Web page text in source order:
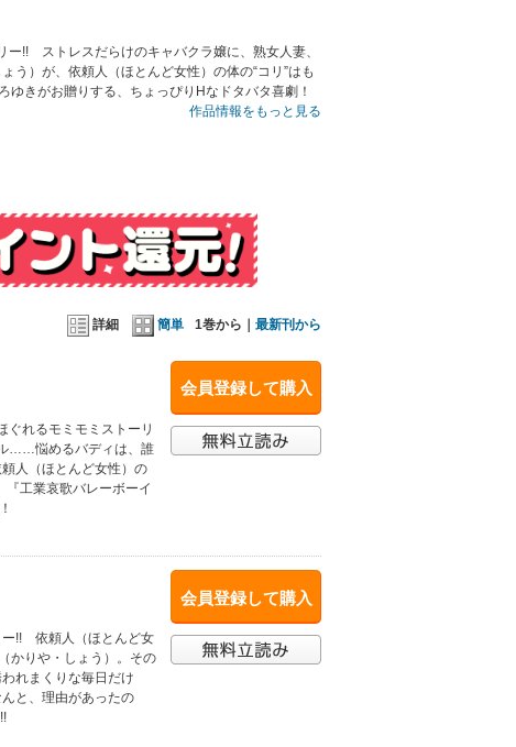
!! ストレスだらけのキャバクラ嬢に、熟女人妻、
）が、依頼人（ほとんど女性）の体の“コリ”はも
きがお贈りする、ちょっぴりHなドタバタ喜劇！
作品情報をもっと見る
詳細 簡単 1巻から｜ 最新刊から
会員登録して購入
れるモミモミストーリ
……悩めるバディは、誰
人（ほとんど女性）の
『工業哀歌バレーボーイ
会員登録して購入
ー!! 依頼人（ほとんど女
かりや・しょう）。その
れまくりな毎日だけ
と、理由があったの